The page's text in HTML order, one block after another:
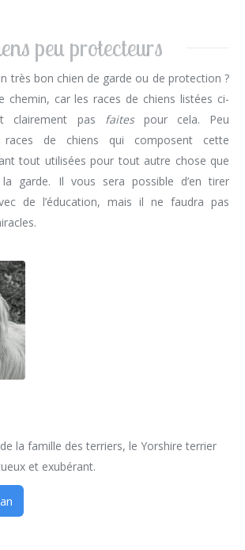
peu protecteurs
très bon chien de garde ou de protection ?
chemin, car les races de chiens listées ci-
clairement pas faites pour cela. Peu
races de chiens qui composent cette
tout utilisées pour tout autre chose que
garde. Il vous sera possible d’en tirer
de l’éducation, mais il ne faudra pas
la famille des terriers, le Yorshire terrier
et exubérant.